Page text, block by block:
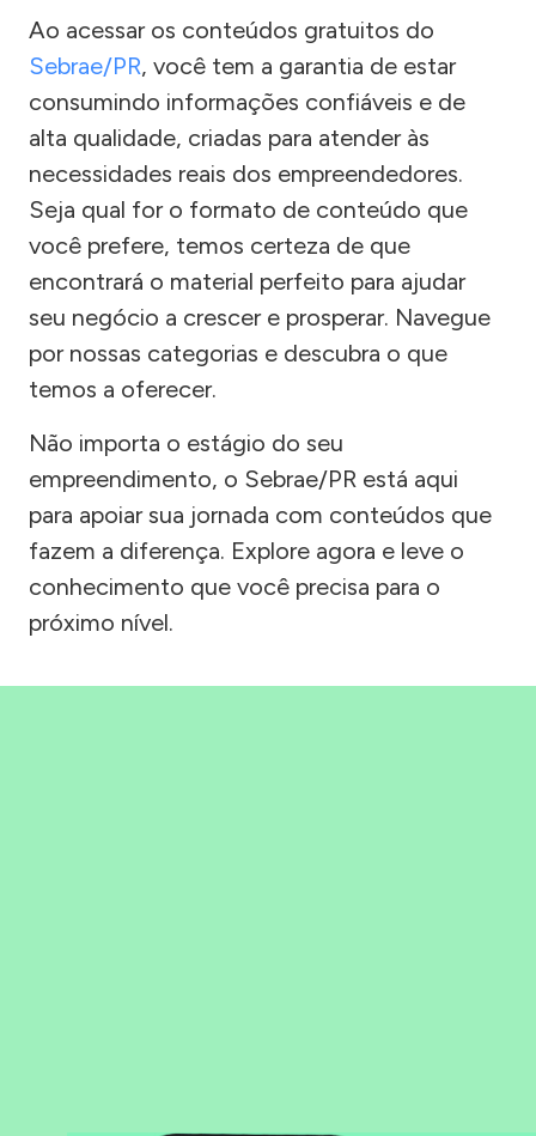
Ao acessar os conteúdos gratuitos do
Sebrae/PR, você tem a garantia de estar
consumindo informações confiáveis e de
alta qualidade, criadas para atender às
necessidades reais dos empreendedores.
Seja qual for o formato de conteúdo que
você prefere, temos certeza de que
encontrará o material perfeito para ajudar
seu negócio a crescer e prosperar. Navegue
por nossas categorias e descubra o que
temos a oferecer.
Não importa o estágio do seu
empreendimento, o Sebrae/PR está aqui
para apoiar sua jornada com conteúdos que
fazem a diferença. Explore agora e leve o
conhecimento que você precisa para o
próximo nível.